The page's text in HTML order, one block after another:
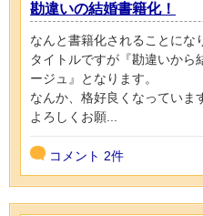
勘違いの結婚書籍化！
なんと書籍化されることにな
タイトルですが『勘違いから
ージュ』となります。
なんか、格好良くなっていま
よろしくお願...
コメント 2件